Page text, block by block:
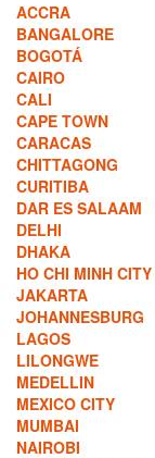
ACCRA
BANGALORE
BOGOTÁ
CAIRO
CALI
CAPE TOWN
CARACAS
CHITTAGONG
CURITIBA
DAR ES SALAAM
DELHI
DHAKA
HO CHI MINH CITY
JAKARTA
JOHANNESBURG
LAGOS
LILONGWE
MEDELLIN
MEXICO CITY
MUMBAI
NAIROBI